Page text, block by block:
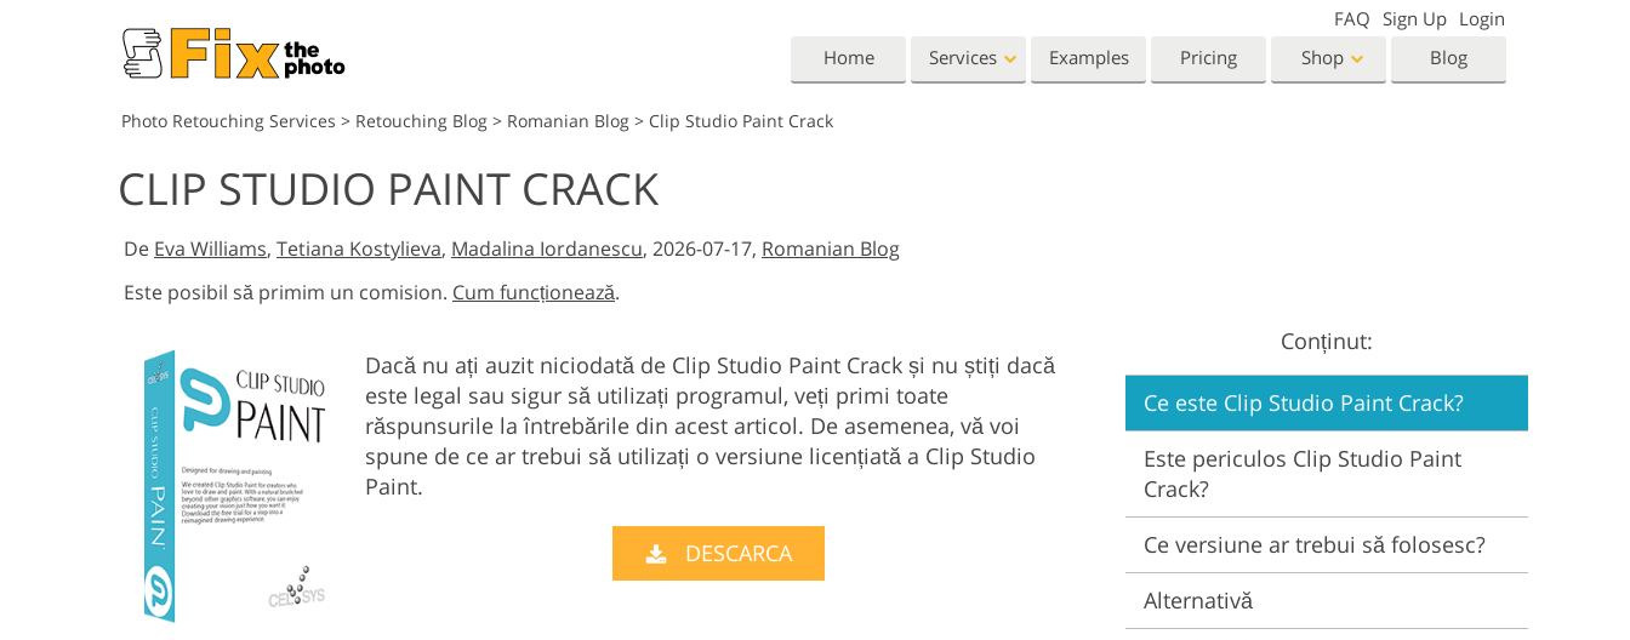
Home Services
Portrait Retouching Body Retouching
Wedding Photo Editing Clipping Path Photo Manipulation Photo Restoration
Product Photo Editing Real Estate Photo Editing Video Editing Services
Examples Pricing Shop
Lightroom
Lightroom Presets
Entire LR Preset
Collections
Best Deal Presets
Photoshop Brushes
Collections
Entire Ps Overlays
Bundles
Blog
FAQ Sign Up Login
Photo Retouching Services > Retouching Blog > Romanian Blog > Clip Studio Paint Crack
CLIP STUDIO PAINT CRACK
De Eva Williams, Tetiana Kostylieva, Madalina Iordanescu, 2026-07-17, Romanian Blog
Este posibil să primim un comision. Cum funcționează.
Dacă nu ați auzit niciodată de Clip Studio Paint Crack și nu știți dacă
este legal sau sigur să utilizați programul, veți primi toate
răspunsurile la întrebările din acest articol. De asemenea, vă voi
spune de ce ar trebui să utilizați o versiune licențiată a Clip Studio
Paint.
DESCARCA
Conținut:
Ce este Clip Studio Paint Crack?
Este periculos Clip Studio Paint
Crack?
Ce versiune ar trebui să folosesc?
Alternativă